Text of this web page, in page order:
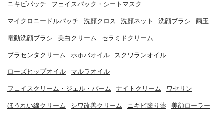
ニキビパッチ フェイスパック・シートマスク
マイクロニードルパッチ 洗顔クロス 洗顔ネット 洗顔ブラシ 繭玉
電動洗顔ブラシ 美白クリーム セラミドクリーム
プラセンタクリーム ホホバオイル スクワランオイル
ローズヒップオイル マルラオイル
フェイスクリーム・ジェル・バーム ナイトクリーム ワセリン
ほうれい線クリーム シワ改善クリーム ニキビ塗り薬 美顔ローラー